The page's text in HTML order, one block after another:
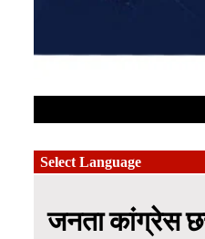
जनता कांग्रेस